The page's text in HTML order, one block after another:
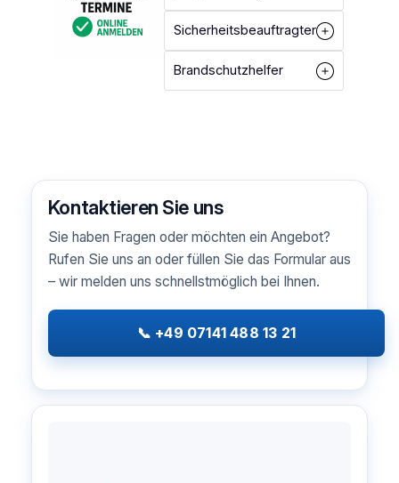
Sicherheitsbeauftragter
Brandschutzhelfer
Kontaktieren Sie uns
Sie haben Fragen oder möchten ein Angebot?
Rufen Sie uns an oder füllen Sie das Formular aus
– wir melden uns schnellstmöglich bei Ihnen.
📞 +49 07141 488 13 21